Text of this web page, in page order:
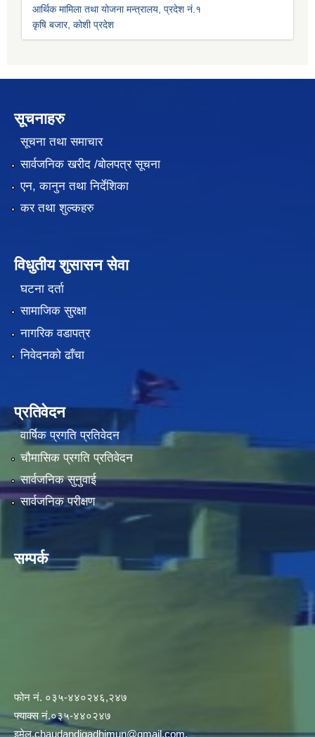
आर्थिक मामिला तथा योजना मन्त्रालय, प्रदेश नं.१
कृषि बजार, कोशी प्रदेश
सूचनाहरु
सूचना तथा समाचार
सार्वजनिक खरीद /बोलपत्र सूचना
एन, कानुन तथा निर्देशिका
कर तथा शुल्कहरु
विधुतीय शुसासन सेवा
घटना दर्ता
सामाजिक सुरक्षा
नागरिक वडापत्र
निवेदनको ढाँचा
प्रतिवेदन
वार्षिक प्रगति प्रतिवेदन
चौमासिक प्रगति प्रतिवेदन
सार्वजनिक सुनुवाई
सार्वजनिक परीक्षण
सम्पर्क
फोन नं. ०३५-४४०२४६,२४७
फ्याक्स नं.०३५-४४०२४७
इमेल.chaudandigadhimun@gmail.com,